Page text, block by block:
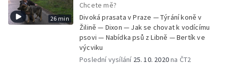
26 min
Chcete mě?
Divoká prasata v Praze — Týrání koně v
Žilině — Dixon — Jak se chovat k vodícímu
psovi — Nabídka psů z Libně — Bertík ve
výcviku
Poslední vysílání 25. 10. 2020na ČT2